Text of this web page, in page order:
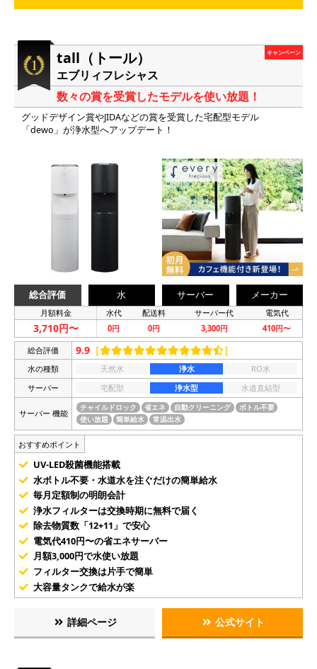
tall（トール）
エブリィフレシャス
キャンペーン
数々の賞を受賞したモデルを使い放題！
グッドデザイン賞やJIDAなどの賞を受賞した宅配型モデル
「dewo」が浄水型へアップデート！
総合評価 水 サーバー メーカー
月額料金 水代 配送料 サーバー代 電気代
3,710円〜 0円 0円 3,300円 410円〜
総合評価 9.9 ［ ］
水の種類 天然水 浄水
RO水
サーバー
宅配型 浄水型 水道直結型
サーバー 機能
チャイルドロック 省エネ 自動クリーニング
ボトル不要
使い放題
簡単給水 常温出水
おすすめポイント
UV-LED殺菌機能搭載
水ボトル不要・水道水を注ぐだけの簡単給水
毎月定額制の明朗会計
浄水フィルターは交換時期に無料で届く
除去物質数「12+11」で安心
電気代410円〜の省エネサーバー
月額3,000円で水使い放題
フィルター交換は片手で簡単
大容量タンクで給水が楽
詳細ページ 公式サイト